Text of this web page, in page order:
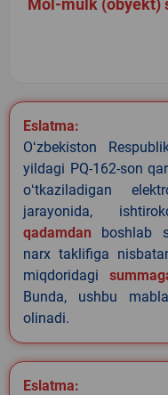
Mol-mulk (obyekt)
Eslatma:
Oʻzbekiston
yildagi PQ-162-son
oʻtkaziladigan
jarayonida,
qadamdan boshlab
narx taklifiga
miqdoridagi
Bunda, ushbu
olinadi.
Eslatma: